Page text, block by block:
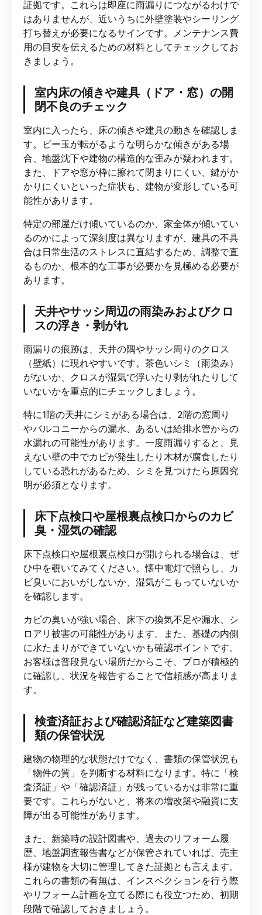
証拠です。これらは即座に雨漏りにつながるわけで
はありませんが、近いうちに外壁塗装やシーリング
打ち替えが必要になるサインです。メンテナンス費
用の目安を伝えるための材料としてチェックしてお
きましょう。
室内床の傾きや建具（ドア・窓）の開
閉不良のチェック
室内に入ったら、床の傾きや建具の動きを確認しま
す。ビー玉が転がるような明らかな傾きがある場
合、地盤沈下や建物の構造的な歪みが疑われます。
また、ドアや窓が枠に擦れて閉まりにくい、鍵がか
かりにくいといった症状も、建物が変形している可
能性があります。
特定の部屋だけ傾いているのか、家全体が傾いてい
るのかによって深刻度は異なりますが、建具の不具
合は日常生活のストレスに直結するため、調整で直
るものか、根本的な工事が必要かを見極める必要が
あります。
天井やサッシ周辺の雨染みおよびクロ
スの浮き・剥がれ
雨漏りの痕跡は、天井の隅やサッシ周りのクロス
（壁紙）に現れやすいです。茶色いシミ（雨染み）
がないか、クロスが湿気で浮いたり剥がれたりして
いないかを重点的にチェックしましょう。
特に1階の天井にシミがある場合は、2階の窓周り
やバルコニーからの漏水、あるいは給排水管からの
水漏れの可能性があります。一度雨漏りすると、見
えない壁の中でカビが発生したり木材が腐食したり
している恐れがあるため、シミを見つけたら原因究
明が必須となります。
床下点検口や屋根裏点検口からのカビ
臭・湿気の確認
床下点検口や屋根裏点検口が開けられる場合は、ぜ
ひ中を覗いてみてください。懐中電灯で照らし、カ
ビ臭いにおいがしないか、湿気がこもっていないか
を確認します。
カビの臭いが強い場合、床下の換気不足や漏水、シ
ロアリ被害の可能性があります。また、基礎の内側
に水たまりができていないかも確認ポイントです。
お客様は普段見ない場所だからこそ、プロが積極的
に確認し、状況を報告することで信頼感が高まりま
す。
検査済証および確認済証など建築図書
類の保管状況
建物の物理的な状態だけでなく、書類の保管状況も
「物件の質」を判断する材料になります。特に「検
査済証」や「確認済証」が残っているかは非常に重
要です。これらがないと、将来の増改築や融資に支
障が出る可能性があります。
また、新築時の設計図書や、過去のリフォーム履
歴、地盤調査報告書などが保管されていれば、売主
様が建物を大切に管理してきた証拠とも言えます。
これらの書類の有無は、インスペクションを行う際
やリフォーム計画を立てる際にも役立つため、初期
段階で確認しておきましょう。